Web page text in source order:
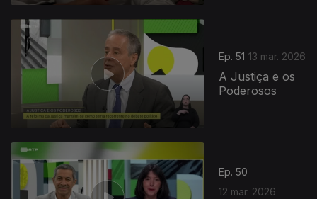
Ep. 51 13 mar. 2026
A Justiça e os
Poderosos
Ep. 50
12 mar. 2026